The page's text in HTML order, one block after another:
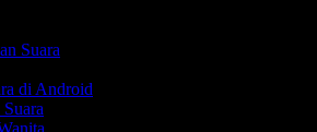
Suara
di Android